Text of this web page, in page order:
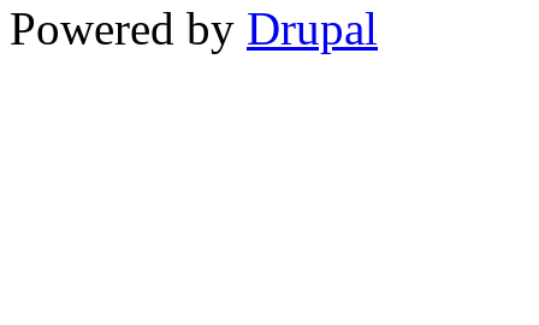
Powered by Drupal